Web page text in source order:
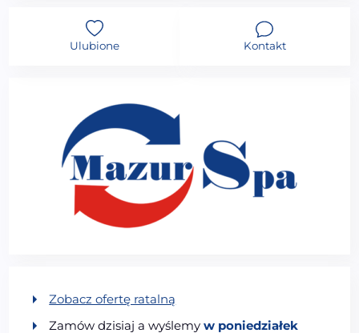
Ulubione Kontakt
Zobacz ofertę ratalną
Zamów dzisiaj a wyślemyw poniedziałek